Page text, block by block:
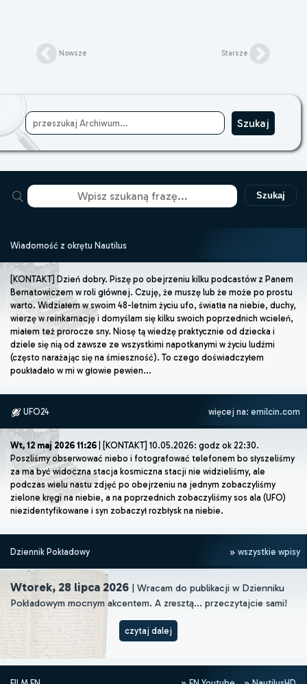
Nowsze Starsze
Szukaj
Wiadomość z okrętu Nautilus
[KONTAKT] Dzień dobry. Piszę po obejrzeniu kilku podcastów z Panem
Bernatowiczem w roli głównej. Czuję, że muszę lub że może po prostu
warto. Widziałem w swoim 48-letnim życiu ufo, światła na niebie, duchy,
wierzę w reinkarnację i domyślam się kilku swoich poprzednich wcieleń,
miałem też prorocze sny. Niosę tą wiedzę praktycznie od dziecka i
dziele się nią od zawsze ze wszystkimi napotkanymi w życiu ludźmi
(często narażając się na śmieszność). To czego doświadczyłem
poukładało w mi w głowie pewien...
UFO24 więcej na: emilcin.com
Wt, 12 maj 2026 11:26 | [KONTAKT] 10.05.2026: godz ok 22:30.
Poszliśmy obserwować niebo i fotografować telefonem bo słyszeliśmy
za ma być widoczna stacja kosmiczna stacji nie widzieliśmy, ale
podczas wielu nastu zdjęć po obejrzeniu na jednym zobaczyliśmy
zielone kręgi na niebie, a na poprzednich zobaczyliśmy sos ala (UFO)
niezidentyfikowane i syn zobaczył rozbłysk na niebie.
Dziennik Pokładowy wszystkie wpisy
Wtorek, 28 lipca 2026 | Wracam do publikacji w Dzienniku
Pokładowym mocnym akcentem. A zresztą... przeczytajcie sami!
czytaj dalej